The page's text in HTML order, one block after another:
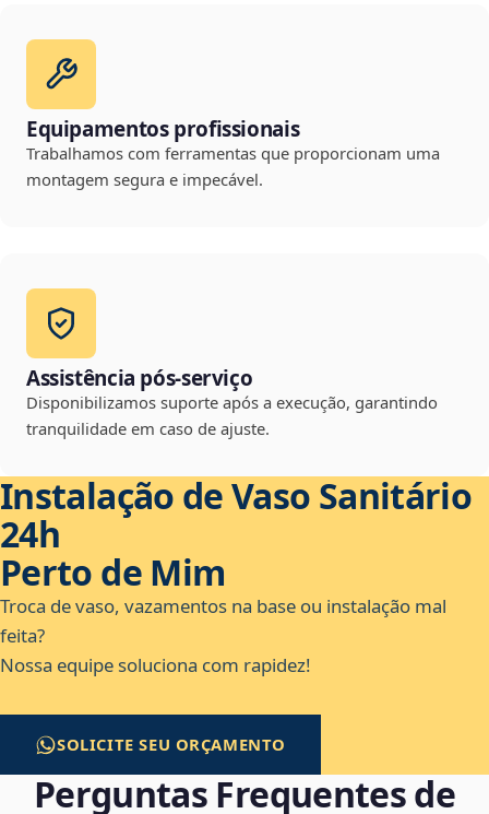
Equipamentos profissionais
Trabalhamos com ferramentas que proporcionam uma
montagem segura e impecável.
Assistência pós-serviço
Disponibilizamos suporte após a execução, garantindo
tranquilidade em caso de ajuste.
Instalação de Vaso Sanitário
24h
Perto de Mim
Troca de vaso, vazamentos na base ou instalação mal
feita?
Nossa equipe soluciona com rapidez!
SOLICITE SEU ORÇAMENTO
Perguntas Frequentes de